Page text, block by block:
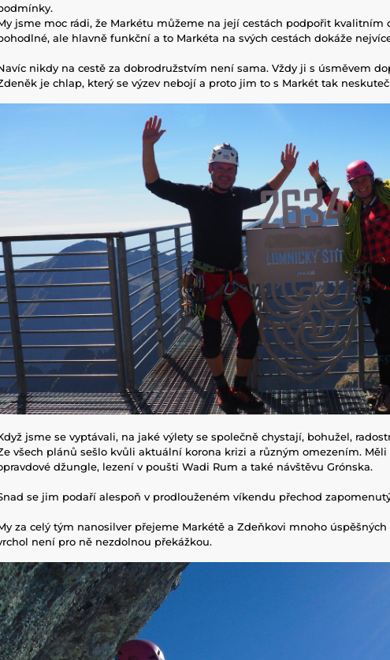
jsme moc rádi, že Markétu můžeme na její cestách podpořit kvalitním
ale hlavně funkční a to Markéta na svých cestách dokáže
nikdy na cestě za dobrodružstvím není sama. Vždy ji s úsměvem
je chlap, který se výzev nebojí a proto jim to s Markét tak
jsme se vyptávali, na jaké výlety se společně chystají, bohužel,
všech plánů sešlo kvůli aktuální korona krizi a různým omezením.
džungle, lezení v poušti Wadi Rum a také návštěvu Grónska.
se jim podaří alespoň v prodlouženém víkendu přechod
za celý tým nanosilver přejeme Markétě a Zdeňkovi mnoho
není pro ně nezdolnou překážkou.